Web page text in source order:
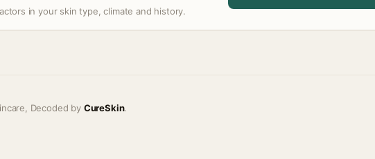
in your skin type, climate and history.
Decoded by CureSkin.